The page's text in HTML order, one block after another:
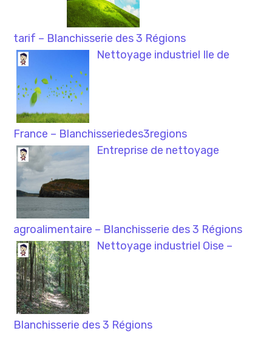
tarif – Blanchisserie des 3 Régions
Nettoyage industriel Ile de
France – Blanchisseriedes3regions
Entreprise de nettoyage
agroalimentaire – Blanchisserie des 3 Régions
Nettoyage industriel Oise –
Blanchisserie des 3 Régions